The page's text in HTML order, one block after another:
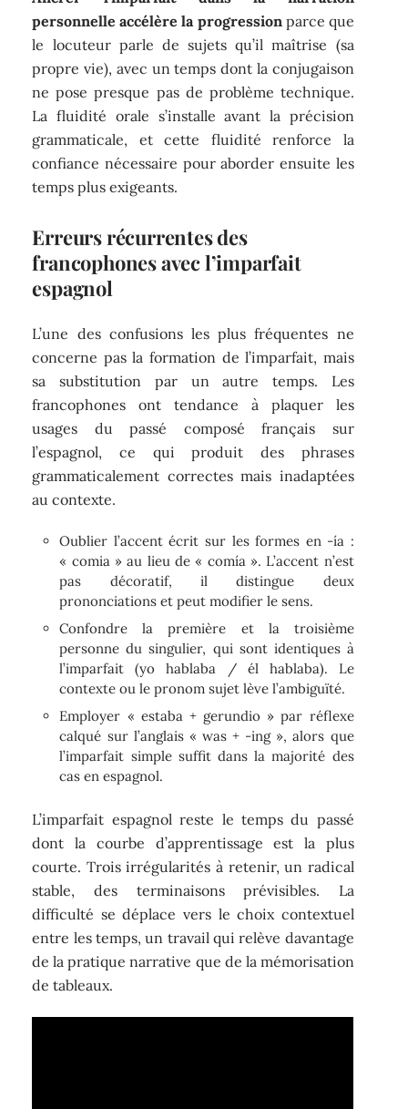
personnelle accélère la progressionparce que
le locuteur parle de sujets qu’il maîtrise (sa
propre vie), avec un temps dont la conjugaison
ne pose presque pas de problème technique.
La fluidité orale s’installe avant la précision
grammaticale, et cette fluidité renforce la
confiance nécessaire pour aborder ensuite les
temps plus exigeants.
Erreurs récurrentes des
francophones avec l’imparfait
espagnol
L’une des confusions les plus fréquentes ne
concerne pas la formation de l’imparfait, mais
sa substitution par un autre temps. Les
francophones ont tendance à plaquer les
usages du passé composé français sur
l’espagnol, ce qui produit des phrases
grammaticalement correctes mais inadaptées
au contexte.
Oublier l’accent écrit sur les formes en -ía :
« comia » au lieu de « comía ». L’accent n’est
pas décoratif, il distingue deux
prononciations et peut modifier le sens.
Confondre la première et la troisième
personne du singulier, qui sont identiques à
l’imparfait (yo hablaba / él hablaba). Le
contexte ou le pronom sujet lève l’ambiguïté.
Employer « estaba + gerundio » par réflexe
calqué sur l’anglais « was + -ing », alors que
l’imparfait simple suffit dans la majorité des
cas en espagnol.
L’imparfait espagnol reste le temps du passé
dont la courbe d’apprentissage est la plus
courte. Trois irrégularités à retenir, un radical
stable, des terminaisons prévisibles. La
difficulté se déplace vers le choix contextuel
entre les temps, un travail qui relève davantage
de la pratique narrative que de la mémorisation
de tableaux.